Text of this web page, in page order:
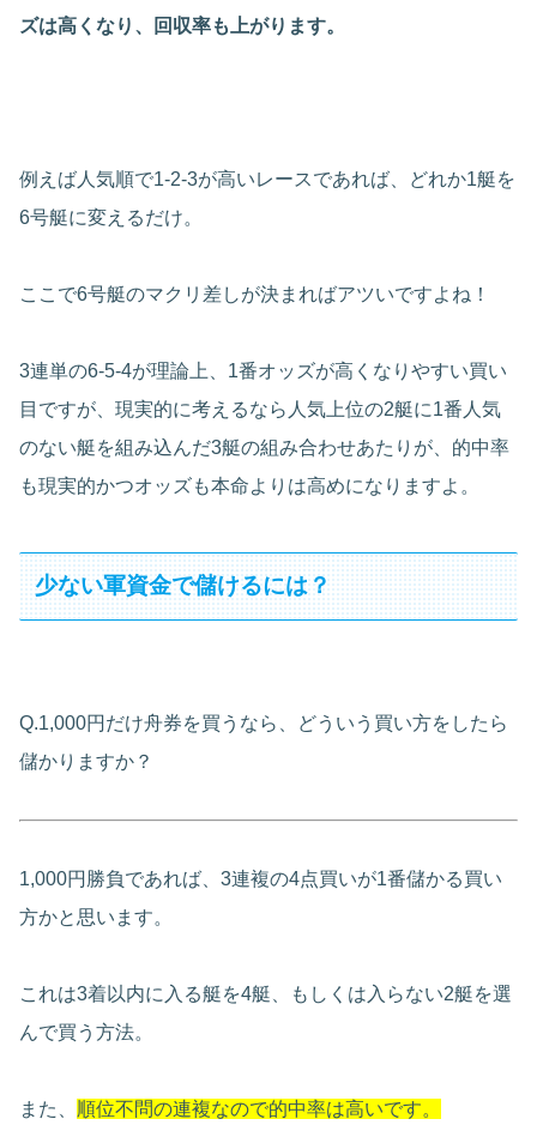
ズは高くなり、回収率も上がります。
例えば人気順で1-2-3が高いレースであれば、どれか1艇を
6号艇に変えるだけ。
ここで6号艇のマクリ差しが決まればアツいですよね！
3連単の6-5-4が理論上、1番オッズが高くなりやすい買い
目ですが、現実的に考えるなら人気上位の2艇に1番人気
のない艇を組み込んだ3艇の組み合わせあたりが、的中率
も現実的かつオッズも本命よりは高めになりますよ。
少ない軍資金で儲けるには？
Q.1,000円だけ舟券を買うなら、どういう買い方をしたら
儲かりますか？
1,000円勝負であれば、3連複の4点買いが1番儲かる買い
方かと思います。
これは3着以内に入る艇を4艇、もしくは入らない2艇を選
んで買う方法。
また、 順位不問の連複なので的中率は高いです。